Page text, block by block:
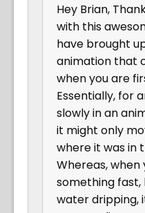
Hey Brian,
with this
have brought
animation that
when you are
Essentially, for
slowly in an
it might only
where it was in
Whereas,
something fast,
water dripping,